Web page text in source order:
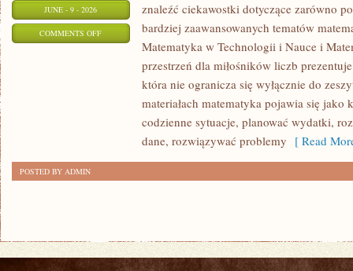
JUNE - 9 - 2026
COMMENTS OFFON
GEOMETRIA
znaleźć ciekawostki dotyczące zarówno
bardziej zaawansowanych tematów
Matematyka w Technologii i Nauce i
przestrzeń dla miłośników liczb
która nie ogranicza się wyłącznie do
materiałach matematyka pojawia się
codzienne sytuacje, planować wydatki,
dane, rozwiązywać problemy [ Read
POSTED BY ADMIN